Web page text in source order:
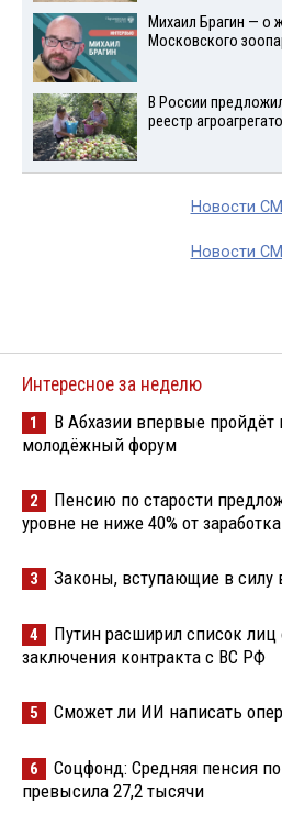
Михаил Брагин — о
Московского
В России
реестр
Новости
Новости
Интересное за неделю
1
В Абхазии впервые
молодёжный форум
2
Пенсию по старости
уровне не ниже 40% от заработка
3 Законы, вступающие в силу
4
Путин расширил список
заключения контракта с ВС РФ
5 Сможет ли ИИ написать
6
Соцфонд: Средняя пенсия
превысила 27,2 тысячи